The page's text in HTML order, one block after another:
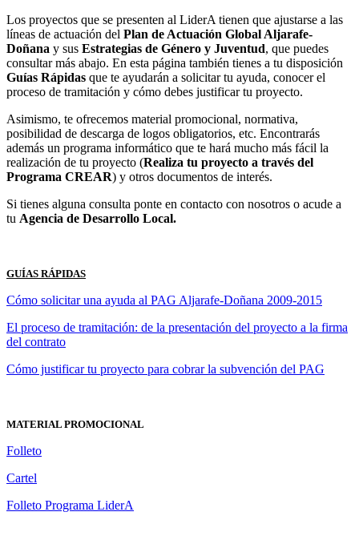
Los proyectos que se presenten al LiderA tienen que ajustarse a las
líneas de actuación del Plan de Actuación Global Aljarafe-
Doñana y sus Estrategias de Género y Juventud, que puedes
consultar más abajo. En esta página también tienes a tu disposición
Guías Rápidas que te ayudarán a solicitar tu ayuda, conocer el
proceso de tramitación y cómo debes justificar tu proyecto.
Asimismo, te ofrecemos material promocional, normativa,
posibilidad de descarga de logos obligatorios, etc. Encontrarás
además un programa informático que te hará mucho más fácil la
realización de tu proyecto (Realiza tu proyecto a través del
Programa CREAR) y otros documentos de interés.
Si tienes alguna consulta ponte en contacto con nosotros o acude a
tu Agencia de Desarrollo Local.
GUÍAS RÁPIDAS
Cómo solicitar una ayuda al PAG Aljarafe-Doñana 2009-2015
El proceso de tramitación: de la presentación del proyecto a la firma
del contrato
Cómo justificar tu proyecto para cobrar la subvención del PAG
MATERIAL PROMOCIONAL
Folleto
Cartel
Folleto Programa LiderA